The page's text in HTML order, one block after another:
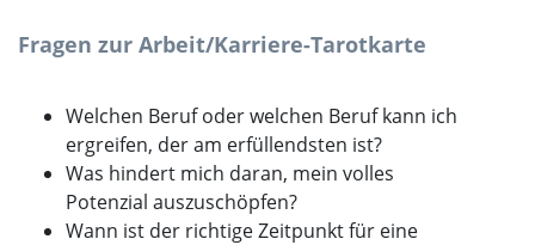
Fragen zur Arbeit/Karriere-Tarotkarte
Welchen Beruf oder welchen Beruf kann ich
ergreifen, der am erfüllendsten ist?
Was hindert mich daran, mein volles
Potenzial auszuschöpfen?
Wann ist der richtige Zeitpunkt für eine